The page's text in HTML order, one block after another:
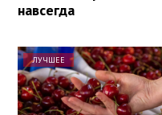
навсегда
ЛУЧШЕЕ